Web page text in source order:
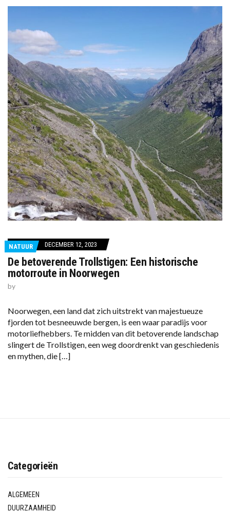
NATUUR DECEMBER 12, 2023
De betoverende Trollstigen: Een historische
motorroute in Noorwegen
by
Noorwegen, een land dat zich uitstrekt van majestueuze
fjorden tot besneeuwde bergen, is een waar paradijs voor
motorliefhebbers. Te midden van dit betoverende landschap
slingert de Trollstigen, een weg doordrenkt van geschiedenis
en mythen, die […]
Categorieën
ALGEMEEN
DUURZAAMHEID